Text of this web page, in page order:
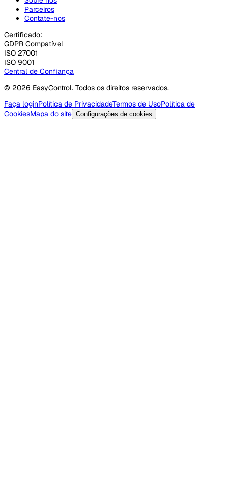
Parceiros
Contate-nos
Certificado:
GDPR Compatível
ISO 27001
ISO 9001
Central de Confiança
© 2026 EasyControl. Todos os direitos reservados.
Faça loginPolítica de PrivacidadeTermos de UsoPolítica de
CookiesMapa do site Configurações de cookies